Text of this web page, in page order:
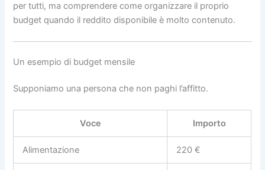
per tutti, ma comprendere come organizzare il proprio
budget quando il reddito disponibile è molto contenuto.
Un esempio di budget mensile
Supponiamo una persona che non paghi l’affitto.
Voce Importo
Alimentazione 220 €